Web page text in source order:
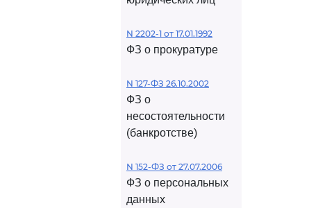
N 2202-1 от 17.01.1992
ФЗ о прокуратуре
N 127-ФЗ 26.10.2002
ФЗ о
несостоятельности
(банкротстве)
N 152-ФЗ от 27.07.2006
ФЗ о персональных
данных